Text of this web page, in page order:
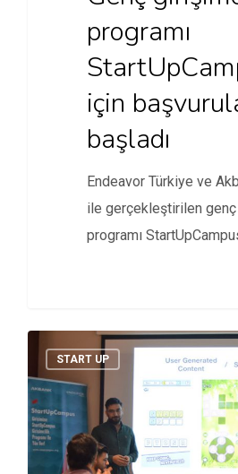
programı
için
başladı
Endeavor Türkiye ve
ile gerçekleştirilen
programı
START UP